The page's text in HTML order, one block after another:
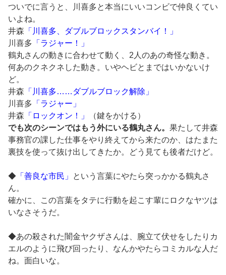
ついでに言うと、川喜多と本当にいいコンビで仲良くてい
いよね。
井森 「川喜多、ダブルブロックスタンバイ！」
川喜多 「ラジャー！」
鶴丸さんの動きに合わせて動く、2人のあの奇怪な動き。
何あのクネクネした動き。いやヘビとまではいかないけ
ど。
井森 「川喜多……ダブルブロック解除」
川喜多 「ラジャー」
井森 「ロックオン！」
（鍵をかける）
でも次のシーンではもう外にいる鶴丸さん。 果たして井森
事務官の課した仕事をやり終えてから来たのか、はたまた
裏技を使って抜け出してきたか。どう見ても後者だけど。
◆ 「善良な市民」
という言葉にやたら突っかかる鶴丸さ
ん。
確かに、この言葉をタテに行動を起こす輩にロクなヤツは
いなさそうだ。
◆あの殺された闇金ヤクザさんは、腕立て伏せをしたりカ
エルのように飛び回ったり、なんかやたらコミカルな人だ
ね。面白いな。